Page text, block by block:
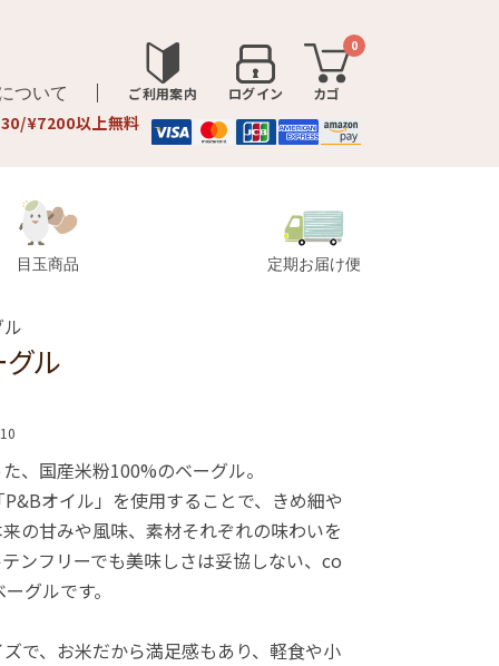
ついて ご利用案内 ログイン カゴ
0
¥7200以上無料
目玉商品 定期お届け便
ル
、国産米粉100%のベーグル。
オイル」を使用することで、きめ細や
の甘みや風味、素材それぞれの味わいを
ンフリーでも美味しさは妥協しない、co
グルです。
で、お米だから満足感もあり、軽食や小